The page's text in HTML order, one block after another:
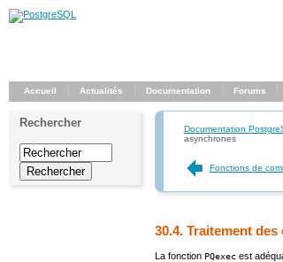
Accueil Actualités Documentation Forums
Rechercher Documentation
asynchrones
Fonctions de
30.4. Traitement
La fonction PQexec est